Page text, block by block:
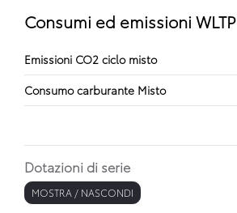
Consumi ed emissioni WLTP
Emissioni CO2 ciclo misto
Consumo carburante Misto
Dotazioni di serie
MOSTRA / NASCONDI